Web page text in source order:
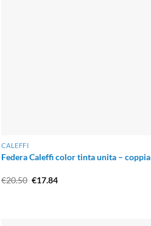
CALEFFI
Federa Caleffi color tinta unita – coppia
€20.50 Il
€17.84Il